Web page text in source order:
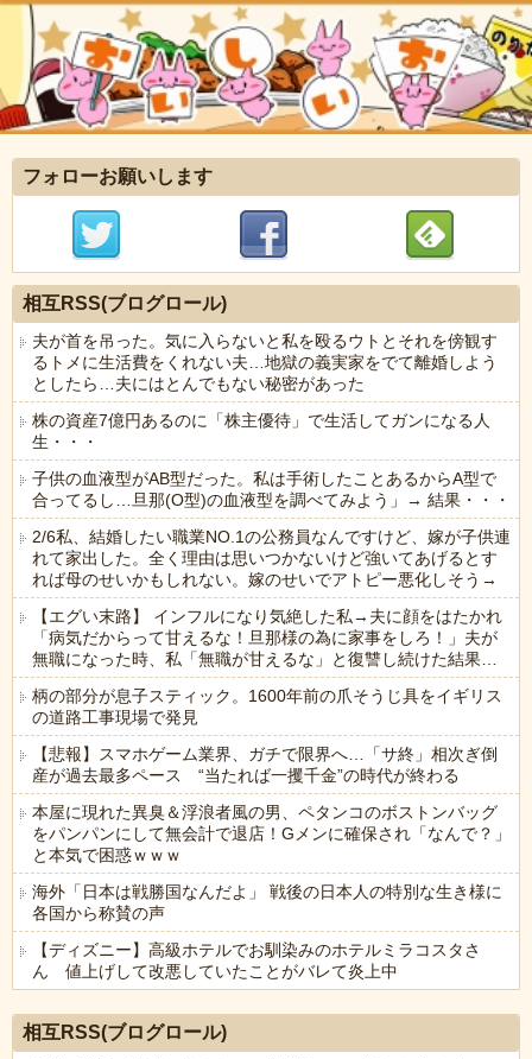
フォローお願いします
相互RSS(ブログロール)
夫が首を吊った。気に入らないと私を殴るウトとそれを傍観す
るトメに生活費をくれない夫…地獄の義実家をでて離婚しよう
としたら…夫にはとんでもない秘密があった
株の資産7億円あるのに「株主優待」で生活してガンになる人
生・・・
子供の血液型がAB型だった。私は手術したことあるからA型で
合ってるし…旦那(O型)の血液型を調べてみよう」→ 結果・・・
2/6私、結婚したい職業NO.1の公務員なんですけど、嫁が子供連
れて家出した。全く理由は思いつかないけど強いてあげるとす
れば母のせいかもしれない。嫁のせいでアトピー悪化しそう→
【エグい末路】 インフルになり気絶した私→夫に顔をはたかれ
「病気だからって甘えるな！旦那様の為に家事をしろ！」夫が
無職になった時、私「無職が甘えるな」と復讐し続けた結果…
柄の部分が息子スティック。1600年前の爪そうじ具をイギリス
の道路工事現場で発見
【悲報】スマホゲーム業界、ガチで限界へ…「サ終」相次ぎ倒
産が過去最多ペース “当たれば一攫千金”の時代が終わる
本屋に現れた異臭＆浮浪者風の男、ペタンコのボストンバッグ
をパンパンにして無会計で退店！Gメンに確保され「なんで？」
と本気で困惑ｗｗｗ
海外「日本は戦勝国なんだよ」 戦後の日本人の特別な生き様に
各国から称賛の声
【ディズニー】高級ホテルでお馴染みのホテルミラコスタさ
ん 値上げして改悪していたことがバレて炎上中
相互RSS(ブログロール)